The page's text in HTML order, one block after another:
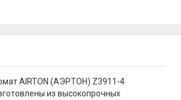
AIRTON (АЭРТОН) Z3911-4
из высокопрочных